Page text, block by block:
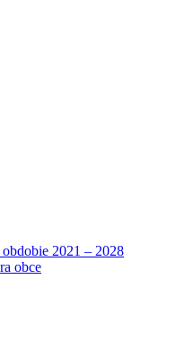
2021 – 2028
obce